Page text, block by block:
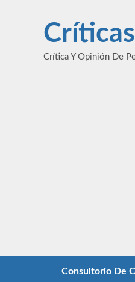
contenido
Crítica Y Opinión De
Consultorio De